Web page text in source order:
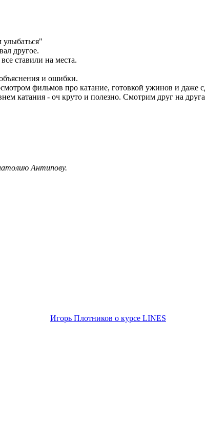
другое.
ставили на места.
и ошибки.
фильмов про катание, готовкой ужинов и даже
катания - оч круто и полезно. Смотрим друг на
Антипову.
Игорь Плотников о курсе LINES